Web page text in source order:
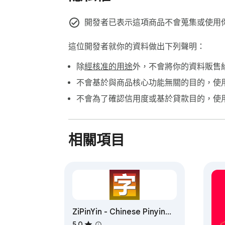
1️⃣ 方便的英中詞典，適合讀者。
3️⃣ 每個單詞都有清晰的 HSK 等級標記。
5️⃣ 你自己建立的個人中文單詞詞典。
📚 由開放詞典提供支持
基於開放的 CC-CEDICT 數據庫，擁有超
不再需要將字符複製粘貼到其他地方——這
- 快速的中文翻譯工具，適合單個單詞。
- 方便的中文翻譯器，適合閱讀。
- 普通話翻譯器，適合你遇到的術語。
開發者已表示這項商品不會蒐集或使
這位開發者就你的資料做出下列聲明：
除經核准的用途外，不會將你的資料販售
不會基於與商品核心功能無關的目的，使
不會為了確認信用度或基於貸款目的，使
相關項目
ZiPinYin - Chinese Pinyin